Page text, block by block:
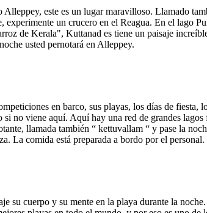
este es un lugar maravilloso. Llamado
un crucero en el Reagua. En el lago
de Kerala", Kuttanad es tiene un paisaje
usted pernotará en Alleppey.
en barco, sus playas, los días de
no viene aquí. Aquí hay una red de grandes
llamada también “ kettuvallam “ y pase la
La comida está preparada a bordo por el
su cuerpo y su mente en la playa durante la